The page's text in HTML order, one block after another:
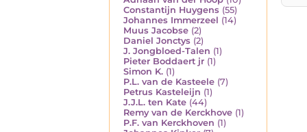
Constantijn Huygens (55)
Johannes Immerzeel (14)
Muus Jacobse (2)
Daniel Jonctys (2)
J. Jongbloed-Talen (1)
Pieter Boddaert jr (1)
Simon K. (1)
P.L. van de Kasteele (7)
Petrus Kasteleijn (1)
J.J.L. ten Kate (44)
Remy van de Kerckhove (1)
P.F. van Kerckhoven (1)